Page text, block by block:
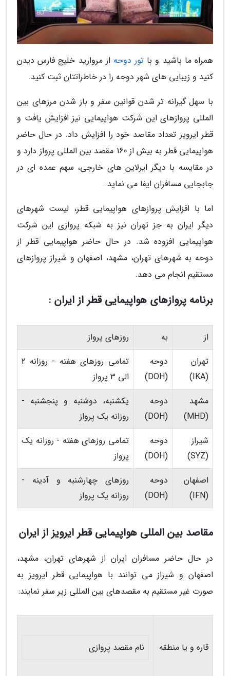
همراه ما باشید و با تور دوحه از مروارید خلیج فارس دیدن
کنید و زیبایی های شهر دوحه را در خاطراتتان ثبت کنید.
با سهل گیرانه تر شدن قوانین سفر و باز شدن مرزهای بین
المللی پروازهای این شرکت هواپیمایی نیز افزایش یافت و
قطر ایرویز تعداد مقاصد خود را افزایش داد. در حال حاضر
هواپیمایی قطر به بیش از 160 مقصد بین المللی پرواز دارد و
در مقایسه با دیگر ایرلاین های خارجی، سهم عمده ای در
جابجایی مسافران ایفا می نماید.
اما با افزایش پروازهای هواپیمایی قطر، لیست شهرهای
دیگر ایران به جز تهران نیز به شبکه پروازی این شرکت
هواپیمایی افزوده شد. در حال حاضر هواپیمایی قطر از
دوحه به شهرهای تهران، مشهد، اصفهان و شیراز پروازهای
مستقیم انجام می دهد.
برنامه پروازهای هواپیمایی قطر از ایران :
از به
روزهای پرواز
تهران
(IKA)
دوحه
(DOH)
تمامی روزهای هفته - روزانه 2
الی 3 پرواز
مشهد
(MHD)
دوحه
(DOH)
یکشنبه، دوشنبه و پنجشنبه -
روزانه یک پرواز
شیراز
(SYZ)
دوحه
(DOH)
تمامی روزهای هفته - روزانه یک
پرواز
اصفهان
(IFN)
دوحه
(DOH)
روزهای چهارشنبه و آدینه -
روزانه یک پرواز
مقاصد بین المللی هواپیمایی قطر ایرویز از ایران
در حال حاضر مسافران ایران از شهرهای تهران، مشهد،
اصفهان و شیراز می توانند با هواپیمایی قطر ایرویز به
صورت غیر مستقیم به مقصدهای بین المللی زیر سفر نمایند:
قاره و یا منطقه نام مقصد پروازی